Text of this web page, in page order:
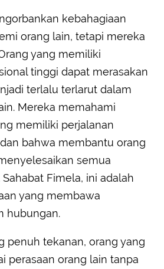
kebahagiaan
orang lain, tetapi mereka
yang memiliki
tinggi dapat merasakan
terlalu terlarut dalam
Mereka memahami
memiliki perjalanan
bahwa membantu orang
semua
Fimela, ini adalah
yang membawa
hubungan.
penuh tekanan, orang yang
perasaan orang lain tanpa